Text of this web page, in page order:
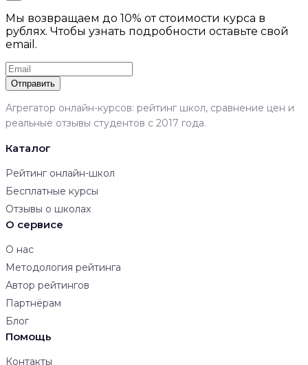
Мы возвращаем до 10% от стоимости курса в
рублях. Чтобы узнать подробности оставьте свой
email.
Отправить
Агрегатор онлайн-курсов: рейтинг школ, сравнение цен и
реальные отзывы студентов с 2017 года.
Каталог
Рейтинг онлайн-школ
Бесплатные курсы
Отзывы о школах
О сервисе
О нас
Методология рейтинга
Автор рейтингов
Партнёрам
Блог
Помощь
Контакты